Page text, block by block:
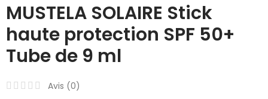
MUSTELA SOLAIRE Stick
haute protection SPF 50+
Tube de 9 ml
Avis (0)